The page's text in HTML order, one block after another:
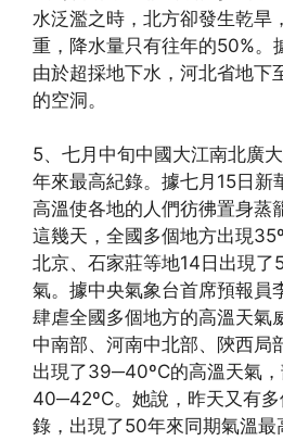
水泛濫之時，北方卻發生乾旱
重，降水量只有往年的50%。
由於超採地下水，河北省地下
的空洞。
5、七月中旬中國大江南北廣
年來最高紀錄。據七月15日新
高溫使各地的人們彷彿置身蒸
這幾天，全國多個地方出現
北京、石家莊等地14日出現了
氣。據中央氣象台首席預報員
肆虐全國多個地方的高溫天氣
中南部、河南中北部、陝西局
出現了39─40ºC的高溫天氣
40─42ºC。她說，昨天又有
錄，出現了50年來同期氣溫最